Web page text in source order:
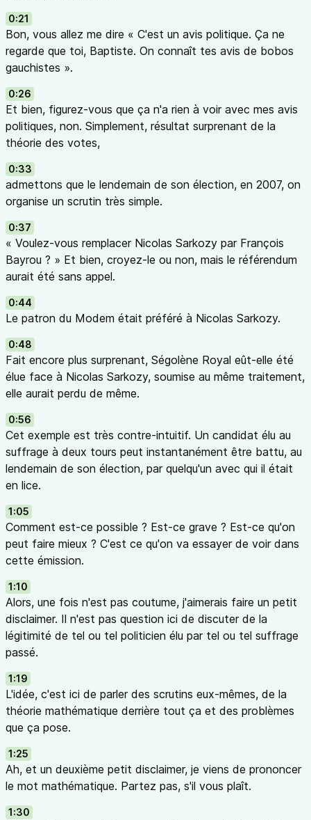
0:21
Bon, vous allez me dire « C'est un avis politique. Ça ne
regarde que toi, Baptiste. On connaît tes avis de bobos
gauchistes ».
0:26
Et bien, figurez-vous que ça n'a rien à voir avec mes avis
politiques, non. Simplement, résultat surprenant de la
théorie des votes,
0:33
admettons que le lendemain de son élection, en 2007, on
organise un scrutin très simple.
0:37
« Voulez-vous remplacer Nicolas Sarkozy par François
Bayrou ? » Et bien, croyez-le ou non, mais le référendum
aurait été sans appel.
0:44
Le patron du Modem était préféré à Nicolas Sarkozy.
0:48
Fait encore plus surprenant, Ségolène Royal eût-elle été
élue face à Nicolas Sarkozy, soumise au même traitement,
elle aurait perdu de même.
0:56
Cet exemple est très contre-intuitif. Un candidat élu au
suffrage à deux tours peut instantanément être battu, au
lendemain de son élection, par quelqu'un avec qui il était
en lice.
1:05
Comment est-ce possible ? Est-ce grave ? Est-ce qu'on
peut faire mieux ? C'est ce qu'on va essayer de voir dans
cette émission.
1:10
Alors, une fois n'est pas coutume, j'aimerais faire un petit
disclaimer. Il n'est pas question ici de discuter de la
légitimité de tel ou tel politicien élu par tel ou tel suffrage
passé.
1:19
L'idée, c'est ici de parler des scrutins eux-mêmes, de la
théorie mathématique derrière tout ça et des problèmes
que ça pose.
1:25
Ah, et un deuxième petit disclaimer, je viens de prononcer
le mot mathématique. Partez pas, s'il vous plaît.
1:30